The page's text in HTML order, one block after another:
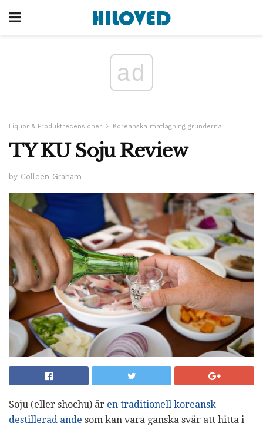
ad
Liquor & Produktrecensioner Koreanska matlagning grunderna
TY KU Soju Review
by Colleen Graham
Soju (eller shochu) är en traditionell koreansk
destillerad ande som kan vara ganska svår att hitta i